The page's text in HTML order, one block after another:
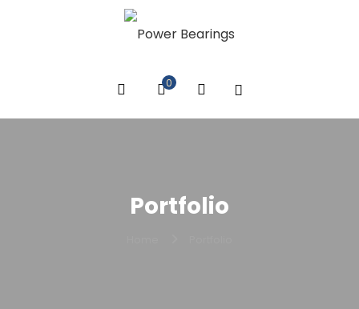
0
Portfolio